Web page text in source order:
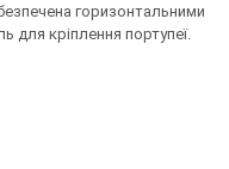
горизонтальними
для кріплення портупеї.